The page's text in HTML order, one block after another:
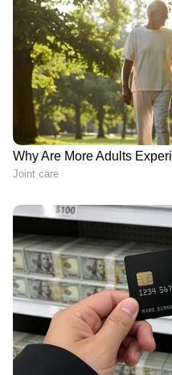
6. പ്ലാസ്റ്റിക്
ബക്കറ്റുകള്‍,
സ്റ്റോറേജ്
ഉപകരണങ്ങള്‍
പെട്രോളിയം
വസ്തുക്കളെ